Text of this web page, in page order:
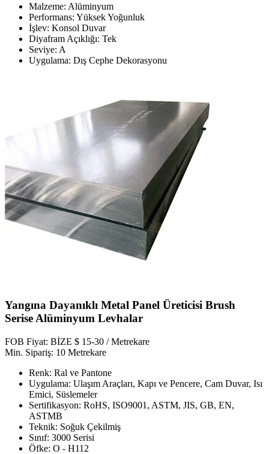
Malzeme: Alüminyum
Performans: Yüksek Yoğunluk
İşlev: Konsol Duvar
Diyafram Açıklığı: Tek
Seviye: A
Uygulama: Dış Cephe Dekorasyonu
Yangına Dayanıklı Metal Panel Üreticisi Brush
Serise Alüminyum Levhalar
FOB Fiyat: BİZE $ 15-30 / Metrekare
Min. Sipariş: 10 Metrekare
Renk: Ral ve Pantone
Uygulama: Ulaşım Araçları, Kapı ve Pencere, Cam Duvar, Isı
Emici, Süslemeler
Sertifikasyon: RoHS, ISO9001, ASTM, JIS, GB, EN,
ASTMB
Teknik: Soğuk Çekilmiş
Sınıf: 3000 Serisi
Öfke: O - H112